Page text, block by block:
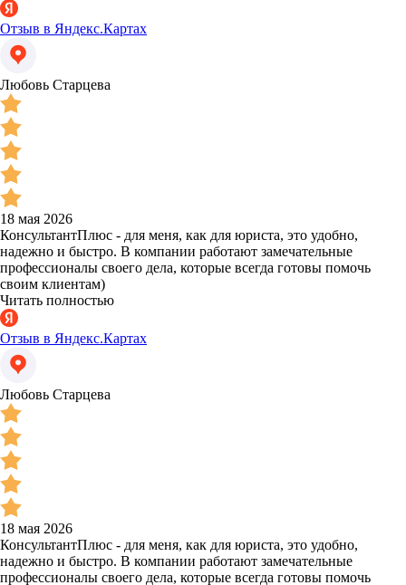
Отзыв в Яндекс.Картах
Любовь Старцева
18 мая 2026
КонсультантПлюс - для меня, как для юриста, это удобно,
надежно и быстро. В компании работают замечательные
профессионалы своего дела, которые всегда готовы помочь
своим клиентам)
Читать полностью
Отзыв в Яндекс.Картах
Любовь Старцева
18 мая 2026
КонсультантПлюс - для меня, как для юриста, это удобно,
надежно и быстро. В компании работают замечательные
профессионалы своего дела, которые всегда готовы помочь